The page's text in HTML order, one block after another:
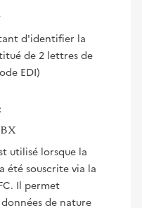
d'identifier la
de 2 lettres de
EDI)
utilisé lorsque la
été souscrite via la
Il permet
données de nature